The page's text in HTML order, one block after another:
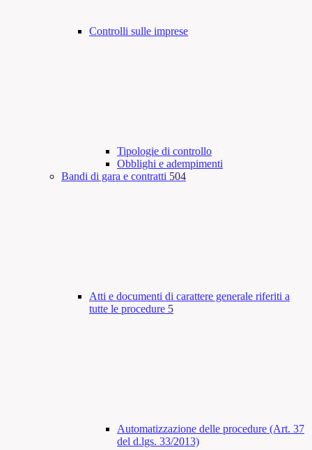
Controlli sulle imprese
Tipologie di controllo
Obblighi e adempimenti
Bandi di gara e contratti 504
Atti e documenti di carattere generale riferiti a
tutte le procedure 5
Automatizzazione delle procedure (Art. 37
del d.lgs. 33/2013)